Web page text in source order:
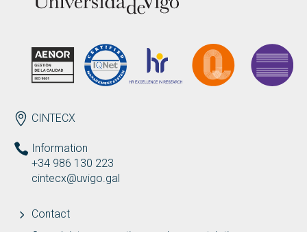
GL ES Search
for:
SEARCH
ENDEREZO EN
CINTECX
Information
+34 986 130 223
cintecx@uvigo.gal
Contact